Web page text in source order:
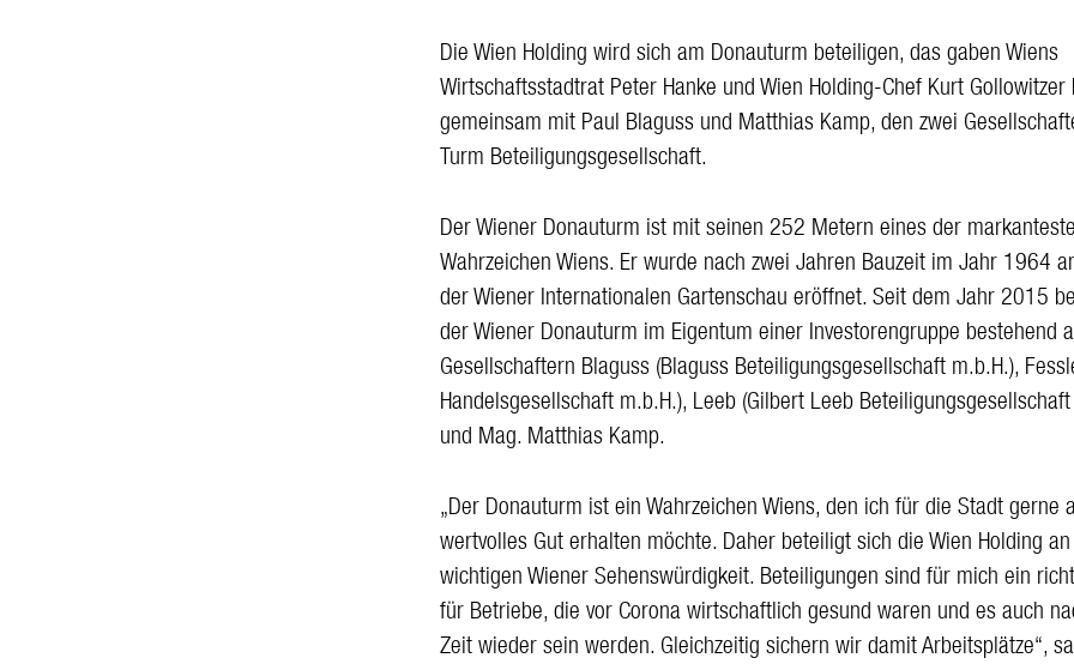
Die Wien Holding wird sich am Donauturm beteiligen, das gaben Wiens
Wirtschaftsstadtrat Peter Hanke und Wien Holding-Chef Kurt Gollowitzer
gemeinsam mit Paul Blaguss und Matthias Kamp, den zwei
Turm Beteiligungsgesellschaft.
Der Wiener Donauturm ist mit seinen 252 Metern eines der
Wahrzeichen Wiens. Er wurde nach zwei Jahren Bauzeit im Jahr 1964
der Wiener Internationalen Gartenschau eröffnet. Seit dem Jahr 2015
der Wiener Donauturm im Eigentum einer Investorengruppe bestehend
Gesellschaftern Blaguss (Blaguss Beteiligungsgesellschaft m.b.H.),
Handelsgesellschaft m.b.H.), Leeb (Gilbert Leeb
und Mag. Matthias Kamp.
„Der Donauturm ist ein Wahrzeichen Wiens, den ich für die Stadt gerne
wertvolles Gut erhalten möchte. Daher beteiligt sich die Wien Holding
wichtigen Wiener Sehenswürdigkeit. Beteiligungen sind für mich ein
für Betriebe, die vor Corona wirtschaftlich gesund waren und es auch
Zeit wieder sein werden. Gleichzeitig sichern wir damit Arbeitsplätze“,